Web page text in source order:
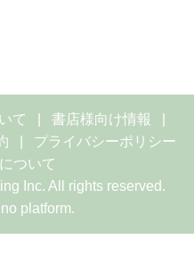
て
書店様向け情報
プライバシーポリシー
ついて
Inc. All rights reserved.
platform.